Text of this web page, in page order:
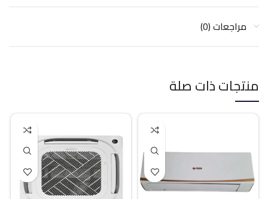
مراجعات (0)
منتجات ذات صلة